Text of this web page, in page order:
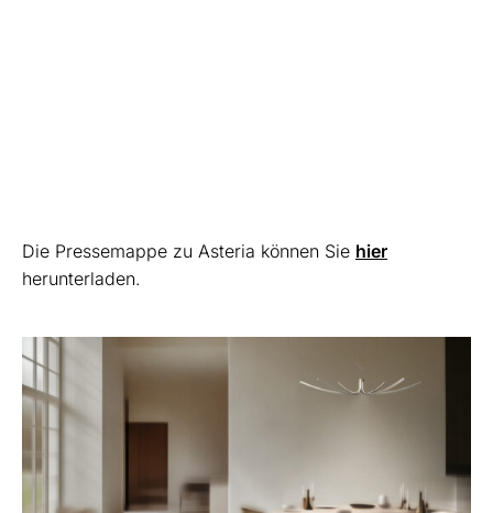
Die Pressemappe zu Asteria können Sie hier
herunterladen.